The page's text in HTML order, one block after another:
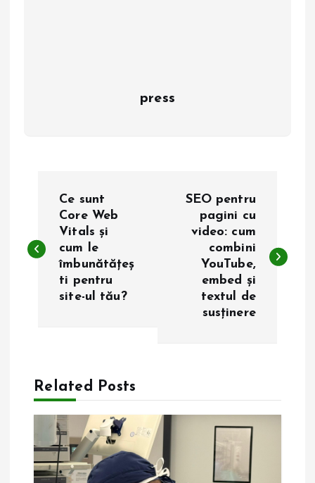
press
v
r
Ce sunt
Core Web
Vitals și
cum le
îmbunătățeș
ti pentru
site-ul tău?
SEO pentru
pagini cu
video: cum
combini
YouTube,
embed și
textul de
susținere
Related Posts